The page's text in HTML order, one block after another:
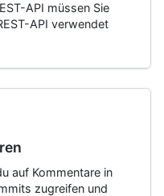
API müssen Sie
API verwendet
auf Kommentare in
zugreifen und